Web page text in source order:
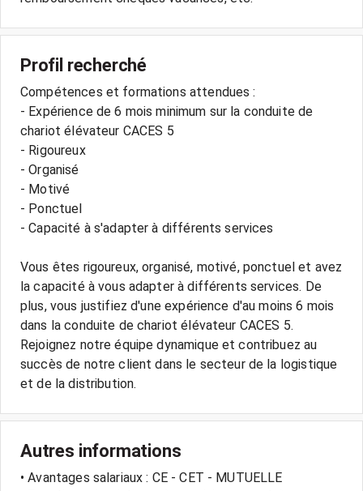
Profil recherché
Compétences et formations attendues :
- Expérience de 6 mois minimum sur la conduite de
chariot élévateur CACES 5
- Rigoureux
- Organisé
- Motivé
- Ponctuel
- Capacité à s'adapter à différents services
Vous êtes rigoureux, organisé, motivé, ponctuel et avez
la capacité à vous adapter à différents services. De
plus, vous justifiez d'une expérience d'au moins 6 mois
dans la conduite de chariot élévateur CACES 5.
Rejoignez notre équipe dynamique et contribuez au
succès de notre client dans le secteur de la logistique
Autres informations
• Avantages salariaux : CE - CET - MUTUELLE